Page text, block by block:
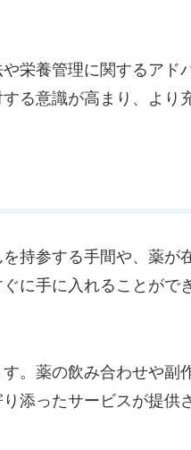
栄養管理に関するアド
る意識が高まり、より
持参する手間や、薬が
に手に入れることがで
。薬の飲み合わせや副
添ったサービスが提供